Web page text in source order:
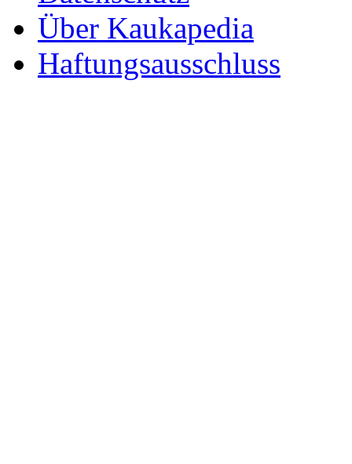
Über Kaukapedia
Haftungsausschluss